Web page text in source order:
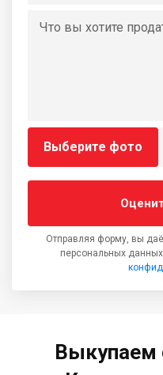
Выберите фото
Отправляя форму, вы
персональных
Выкупаем